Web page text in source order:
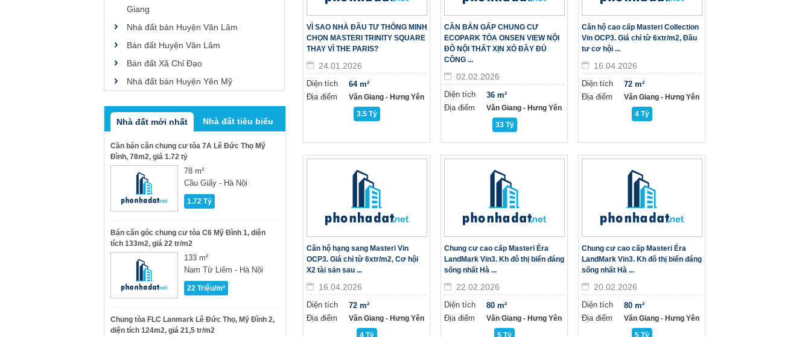
Giang
Nhà đất bán Huyện Văn Lâm
Bán đất Huyện Văn Lâm
Bán đất Xã Chỉ Đạo
Nhà đất bán Huyện Yên Mỹ
Nhà đất mới nhất Nhà đất tiêu biểu
Cần bán căn chung cư tòa 7A Lê Đức Thọ Mỹ
Đình, 78m2, giá 1.72 tỷ
78 m²
Cầu Giấy - Hà Nội
1.72 Tỷ
Bán căn góc chung cư tòa C6 Mỹ Đình 1, diện
tích 133m2, giá 22 tr/m2
133 m²
Nam Từ Liêm - Hà Nội
22 Triệu/m²
Chung tòa FLC Lanmark Lê Đức Thọ, Mỹ Đình 2,
diện tích 124m2, giá 21,5 tr/m2
VÌ SAO NHÀ ĐẦU TƯ THÔNG MINH
CHỌN MASTERI TRINITY SQUARE
THAY VÌ THE PARIS?
24.01.2026
Diện tích
Địa điểm
64 m²
Văn Giang - Hưng Yên
3.5 Tỷ
CẦN BÁN GẤP CHUNG CƯ
ECOPARK TÒA ONSEN VIEW NỘI
ĐÔ NỘI THẤT XỊN XÒ ĐẦY ĐỦ
CÔNG ...
02.02.2026
Diện tích
Địa điểm
36 m²
Văn Giang - Hưng Yên
33 Tỷ
Căn hộ cao cấp Masteri Collection
Vin OCP3. Giá chỉ từ 6xtr/m2, Đầu
tư cơ hội ...
16.04.2026
Diện tích
Địa điểm
72 m²
Văn Giang - Hưng Yên
4 Tỷ
Căn hộ hạng sang Masteri Vin
OCP3. Giá chỉ từ 6xtr/m2, Cơ hội
X2 tài sản sau ...
16.04.2026
Diện tích
Địa điểm
72 m²
Văn Giang - Hưng Yên
4 Tỷ
Chung cư cao cấp Masteri Ẻra
LandMark Vin3. Kh đô thị biển đáng
sống nhất Hà ...
22.02.2026
Diện tích
Địa điểm
80 m²
Văn Giang - Hưng Yên
5 Tỷ
Chung cư cao cấp Masteri Ẻra
LandMark Vin3. Kh đô thị biển đáng
sống nhất Hà ...
20.02.2026
Diện tích
Địa điểm
80 m²
Văn Giang - Hưng Yên
5 Tỷ